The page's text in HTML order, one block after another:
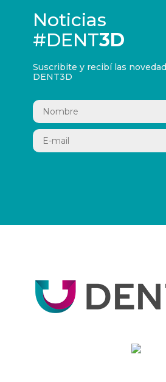
Noticias
#DENT3D
Suscribite y recibí las
DENT3D